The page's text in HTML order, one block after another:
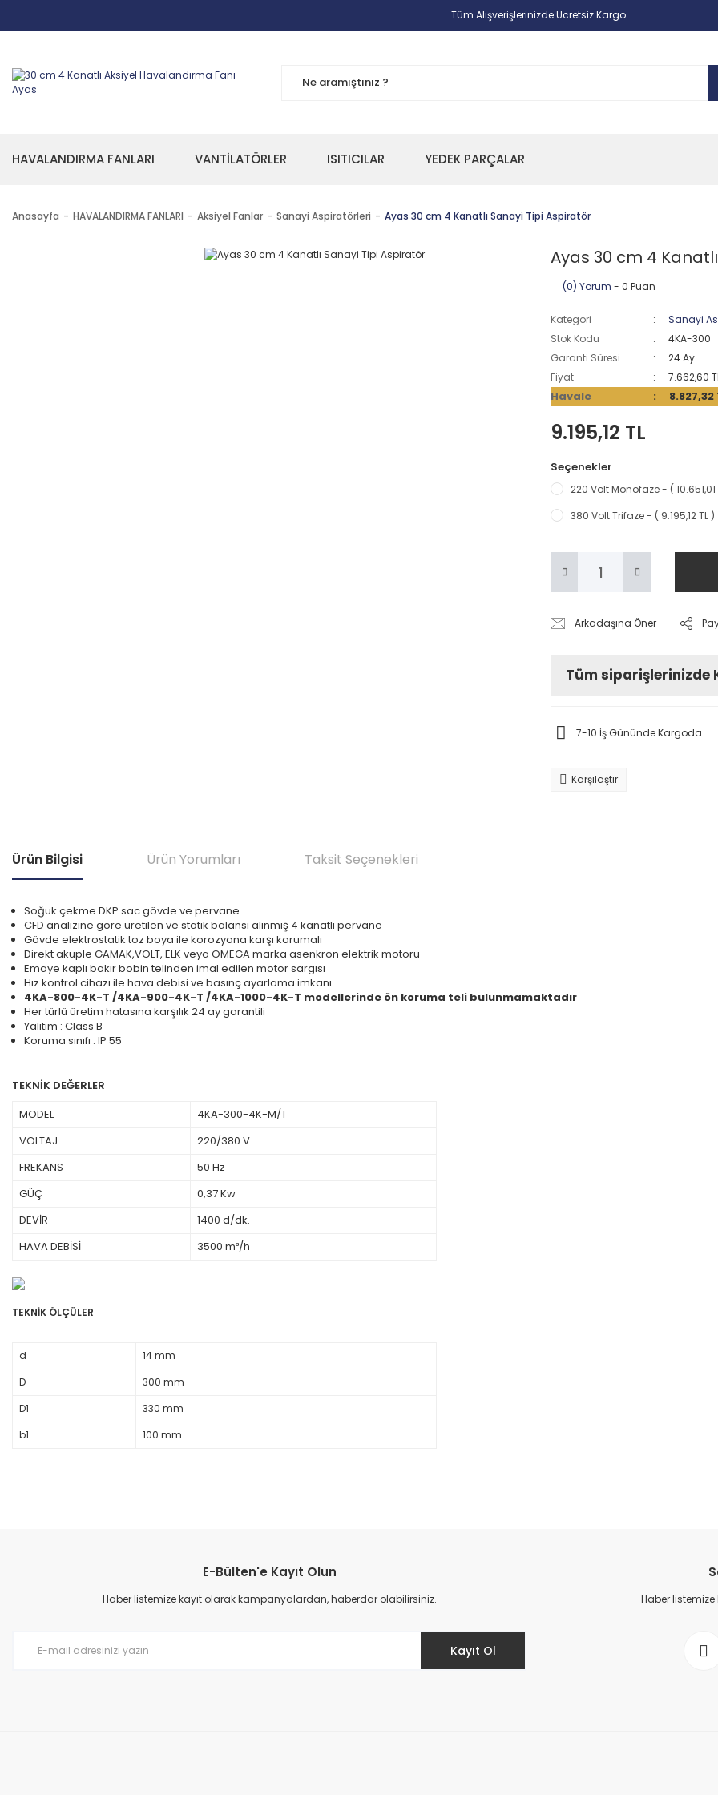
Tüm Alışverişlerinizde Ücretsiz Kargo
HAVALANDIRMA FANLARI VANTİLATÖRLER ISITICILAR YEDEK PARÇALAR
Anasayfa HAVALANDIRMA FANLARI Aksiyel Fanlar Sanayi Aspiratörleri Ayas 30 cm 4 Kanatlı Sanayi Tipi Aspiratör
Ayas 30 cm 4
(0) Yorum - 0 Puan
Kategori
Sanayi
Stok Kodu
4KA-300
Garanti Süresi
24 Ay
Fiyat
7.662,60
Havale
9.195,12 TL
Seçenekler
220 Volt Monofaze - ( 10.651,01
380 Volt Trifaze - ( 9.195,12 TL )
Arkadaşına Öner
Tüm siparişlerinizde
7-10 İş Gününde Kargoda
Karşılaştır
Ürün Bilgisi Ürün Yorumları Taksit Seçenekleri
Soğuk çekme DKP sac gövde ve pervane
CFD analizine göre üretilen ve statik balansı alınmış 4 kanatlı pervane
Gövde elektrostatik toz boya ile korozyona karşı korumalı
Direkt akuple GAMAK,VOLT, ELK veya OMEGA marka asenkron elektrik motoru
Emaye kaplı bakır bobin telinden imal edilen motor sargısı
Hız kontrol cihazı ile hava debisi ve basınç ayarlama imkanı
4KA-800-4K-T /4KA-900-4K-T /4KA-1000-4K-T modellerinde ön koruma teli bulunmamaktadır
Her türlü üretim hatasına karşılık 24 ay garantili
Yalıtım : Class B
Koruma sınıfı : IP 55
TEKNİK DEĞERLER
MODEL
4KA-300-4K-M/T
VOLTAJ
220/380 V
FREKANS
50 Hz
GÜÇ
0,37 Kw
DEVİR
1400 d/dk.
HAVA DEBİSİ
3500 m³/h
TEKNİK ÖLÇÜLER
d
14 mm
D
300 mm
D1
330 mm
b1
100 mm
E-Bülten'e Kayıt Olun
Haber listemize kayıt olarak kampanyalardan, haberdar olabilirsiniz.
Kayıt Ol
Haber